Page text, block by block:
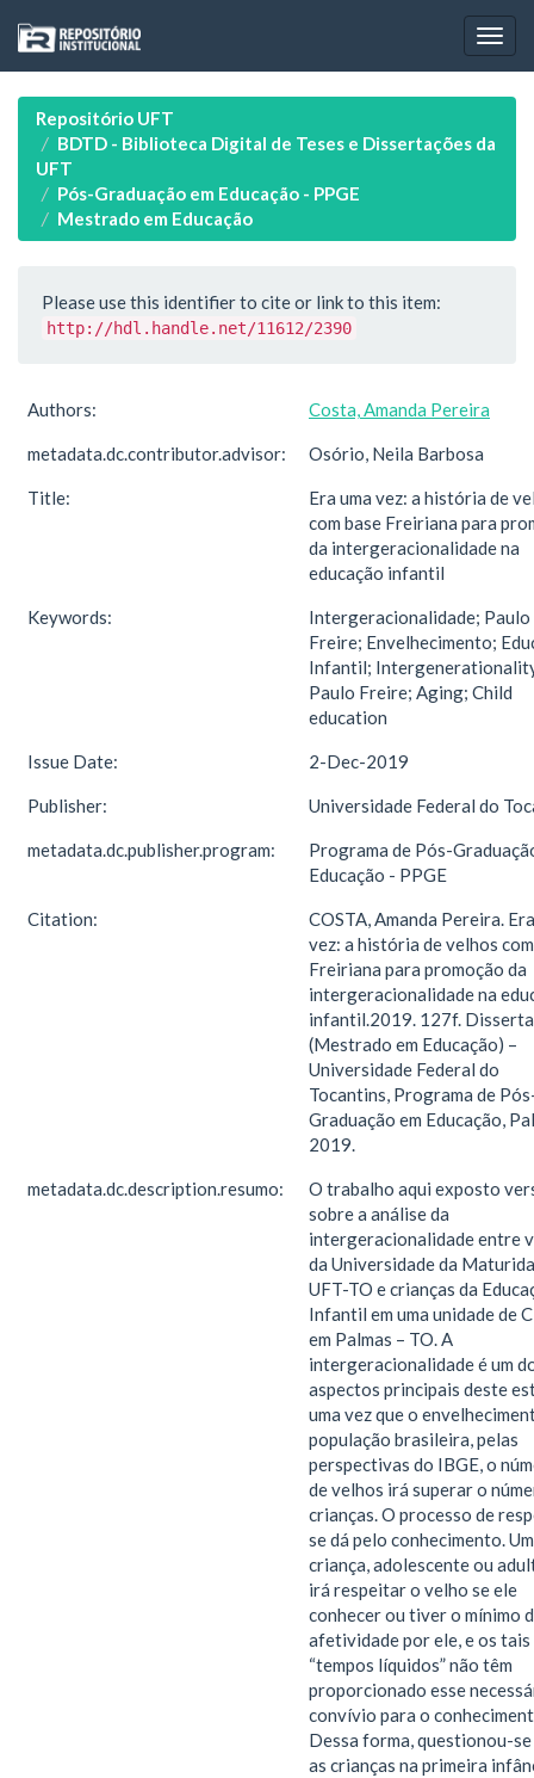
navigation
Repositório UFT
BDTD - Biblioteca Digital de Teses e Dissertações da
UFT
Pós-Graduação em Educação - PPGE
Mestrado em Educação
Please use this identifier to cite or link to this item:
http://hdl.handle.net/11612/2390
Authors: Costa, Amanda Pereira
metadata.dc.contributor.advisor: Osório, Neila Barbosa
Title:
Era uma vez: a história de
com base Freiriana para
da intergeracionalidade na
educação infantil
Keywords:
Intergeracionalidade; Paulo
Freire; Envelhecimento;
Infantil;
Paulo Freire; Aging; Child
education
Issue Date: 2-Dec-2019
Publisher: Universidade Federal do
metadata.dc.publisher.program:
Programa de Pós-
Educação - PPGE
Citation:
COSTA, Amanda Pereira.
vez: a história de velhos
Freiriana para promoção da
intergeracionalidade na
infantil.2019. 127f.
(Mestrado em Educação) –
Universidade Federal do
Tocantins, Programa de
Graduação em Educação,
2019.
metadata.dc.description.resumo:
O trabalho aqui exposto
sobre a análise da
intergeracionalidade entre
da Universidade da
UFT-TO e crianças da
Infantil em uma unidade de
em Palmas – TO. A
intergeracionalidade é um
aspectos principais deste
uma vez que o
população brasileira, pelas
perspectivas do IBGE, o
de velhos irá superar o
crianças. O processo de
se dá pelo conhecimento.
criança, adolescente ou
irá respeitar o velho se ele
conhecer ou tiver o mínimo
afetividade por ele, e os tais
“tempos líquidos” não têm
proporcionado esse
convívio para o
Dessa forma, questionou-
as crianças na primeira